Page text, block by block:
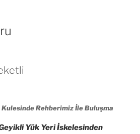
Rehberimiz İle Buluşma
Yük Yeri İskelesinden